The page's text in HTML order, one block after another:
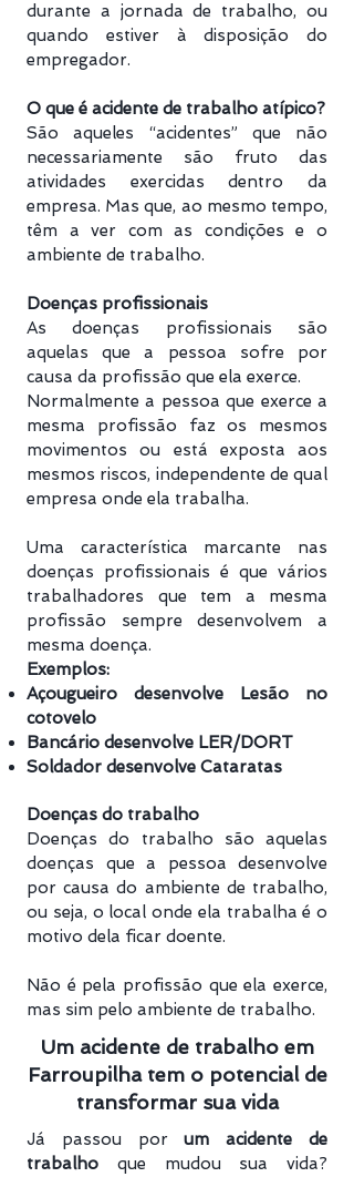
durante a jornada de trabalho, ou
quando estiver à disposição do
empregador.
O que é acidente de trabalho atípico?
São aqueles “acidentes” que não
necessariamente são fruto das
atividades exercidas dentro da
empresa. Mas que, ao mesmo tempo,
têm a ver com as condições e o
ambiente de trabalho.
Doenças profissionais
As doenças profissionais são
aquelas que a pessoa sofre por
causa da profissão que ela exerce.
Normalmente a pessoa que exerce a
mesma profissão faz os mesmos
movimentos ou está exposta aos
mesmos riscos, independente de qual
empresa onde ela trabalha.
Uma característica marcante nas
doenças profissionais é que vários
trabalhadores que tem a mesma
profissão sempre desenvolvem a
mesma doença.
Exemplos:
Açougueiro desenvolve Lesão no
cotovelo
Bancário desenvolve LER/DORT
Soldador desenvolve Cataratas
Doenças do trabalho
Doenças do trabalho são aquelas
doenças que a pessoa desenvolve
por causa do ambiente de trabalho,
ou seja, o local onde ela trabalha é o
motivo dela ficar doente.
Não é pela profissão que ela exerce,
mas sim pelo ambiente de trabalho.
Um acidente de trabalho em
Farroupilha tem o potencial de
transformar sua vida
Já passou porum acidente de
trabalho que mudou sua vida?